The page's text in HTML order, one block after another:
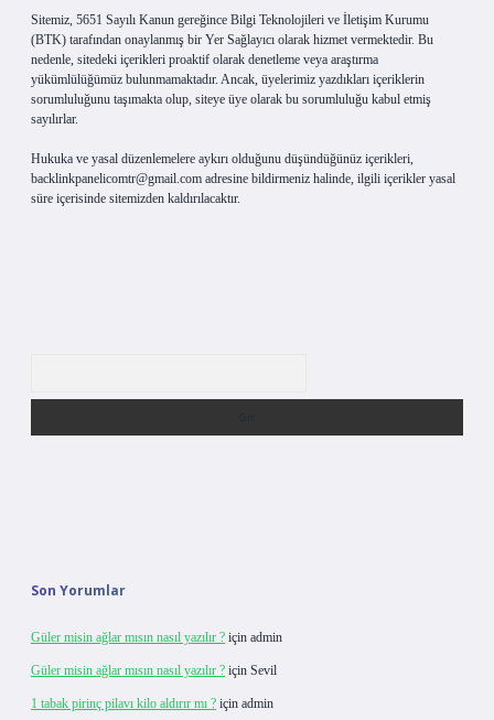
Sitemiz, 5651 Sayılı Kanun gereğince Bilgi Teknolojileri ve İletişim Kurumu
(BTK) tarafından onaylanmış bir Yer Sağlayıcı olarak hizmet vermektedir. Bu
nedenle, sitedeki içerikleri proaktif olarak denetleme veya araştırma
yükümlülüğümüz bulunmamaktadır. Ancak, üyelerimiz yazdıkları içeriklerin
sorumluluğunu taşımakta olup, siteye üye olarak bu sorumluluğu kabul etmiş
sayılırlar.
Hukuka ve yasal düzenlemelere aykırı olduğunu düşündüğünüz içerikleri,
backlinkpanelicomtr@gmail.com adresine bildirmeniz halinde, ilgili içerikler yasal
süre içerisinde sitemizden kaldırılacaktır.
Son Yorumlar
Güler misin ağlar mısın nasıl yazılır ? için admin
Güler misin ağlar mısın nasıl yazılır ? için Sevil
1 tabak pirinç pilavı kilo aldırır mı ? için admin